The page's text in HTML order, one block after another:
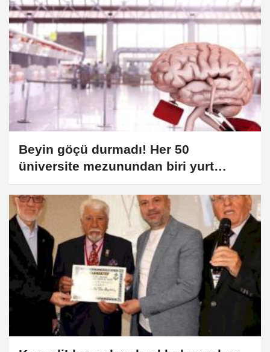
Beyin göçü durmadı! Her 50
üniversite mezunundan biri yurt
dışında!